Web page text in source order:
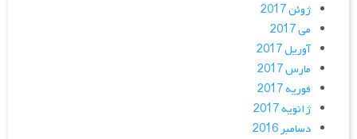
ژوئن 2017
می 2017
آوریل 2017
مارس 2017
فوریه 2017
ژانویه 2017
دسامبر 2016